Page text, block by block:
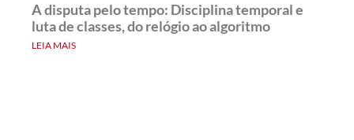
A disputa pelo tempo: Disciplina temporal e
luta de classes, do relógio ao algoritmo
LEIA MAIS